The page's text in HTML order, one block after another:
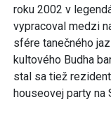
roku 2002 v
vypracoval medzi
sfére tanečného
kultového Budha
stal sa tiež
houseovej party na